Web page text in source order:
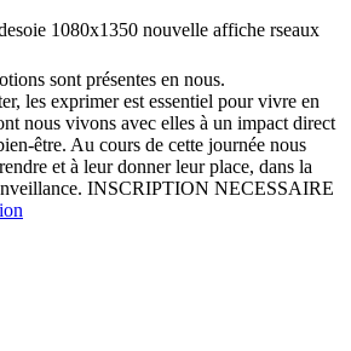
sont présentes en nous.
les exprimer est essentiel pour vivre en
nous vivons avec elles à un impact direct
être. Au cours de cette journée nous
et à leur donner leur place, dans la
INSCRIPTION NECESSAIRE